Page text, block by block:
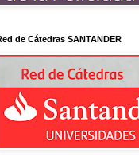
de Cátedras SANTANDER